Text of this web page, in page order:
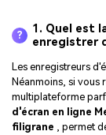
?
1. Quel est
enregistrer
Les enregistreurs
Néanmoins, si
multiplateforme
d'écran en ligne
filigrane , permet